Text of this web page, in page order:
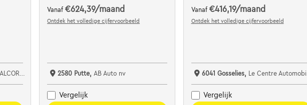
SRL
Vanaf€624,39/maand
Ontdek het volledige cijfervoorbeeld
2580 Putte, AB Auto nv
Vergelijk
Vanaf €416,19/maand
Ontdek het volledige cijfervoorbeeld
6041 Gosselies, Le Centre Automobile Audi
Vergelijk